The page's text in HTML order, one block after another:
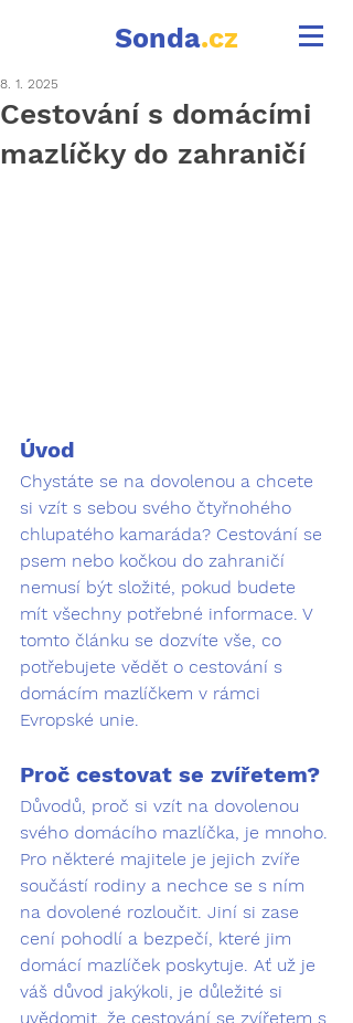
Sonda.cz
Cestování s domácími
mazlíčky do zahraničí
8. 1. 2025
Úvod
Chystáte se na dovolenou a chcete
si vzít s sebou svého čtyřnohého
chlupatého kamaráda? Cestování se
psem nebo kočkou do zahraničí
nemusí být složité, pokud budete
mít všechny potřebné informace. V
tomto článku se dozvíte vše, co
potřebujete vědět o cestování s
domácím mazlíčkem v rámci
Evropské unie.
Proč cestovat se zvířetem?
Důvodů, proč si vzít na dovolenou
svého domácího mazlíčka, je mnoho.
Pro některé majitele je jejich zvíře
součástí rodiny a nechce se s ním
na dovolené rozloučit. Jiní si zase
cení pohodlí a bezpečí, které jim
domácí mazlíček poskytuje. Ať už je
váš důvod jakýkoli, je důležité si
uvědomit, že cestování se zvířetem s